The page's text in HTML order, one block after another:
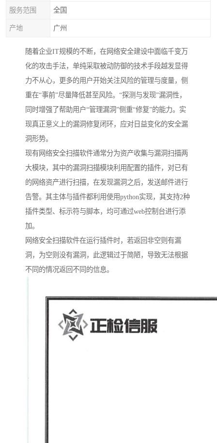
服务范围 全国
产地 广州
随着企业IT规模的不断，在网络安全建设中面临千变万
化的攻击手法，单纯采取被动防御的技术手段越发显得
力不从心，更多的用户开始关注风险的管理与度量，侧
重在“事前”尽量降低甚至风险。“探测与发现”漏洞性，
同时增强了帮助用户“管理漏洞”侧重“修复”的能力。实
现真正意义上的漏洞修复闭环，应对日益变化的安全漏
洞形势。
现有网络安全扫描软件通常分为资产收集与漏洞扫描两
大模块，其中的漏洞扫描模块利用配置的插件，对已有
的网络资产进行扫描，在发现漏洞之后，发送邮件进行
告警。其主体与插件都利用使用python实现，其支持2种
插件类型、标示符与脚本，均可通过web控制台进行添
加。
网络安全扫描软件在运行插件时，若返回非空则有漏
洞，为空则没有漏洞，此逻辑过于简陋，导致无法根据
不同的情况返回不同的信息。